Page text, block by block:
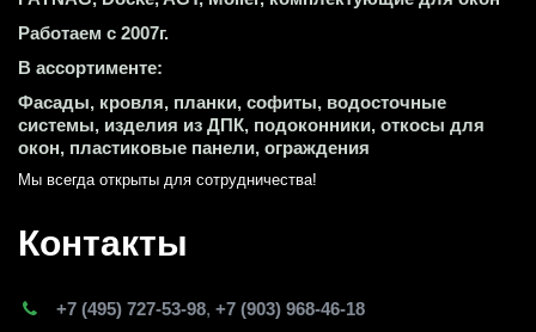
Работаем с 2007г.
В ассортименте:
Фасады, кровля, планки, софиты, водосточные
системы, изделия из ДПК, подоконники, откосы для
окон, пластиковые панели, ограждения
Мы всегда открыты для сотрудничества!
Контакты
+7 (495) 727-53-98, +7 (903) 968-46-18